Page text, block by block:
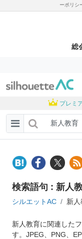
ーポリシ
総
プレミ
検索語句 : 新人
シルエットAC 新
新人教育に関連した
す。JPEG、PNG、